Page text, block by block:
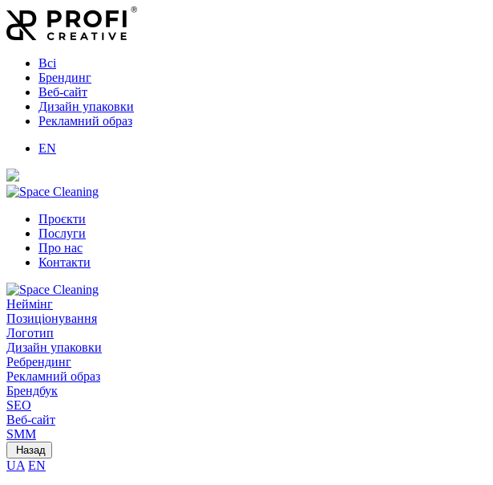
Всі
Брендинг
Веб-сайт
Дизайн упаковки
Рекламний образ
EN
Проєкти
Послуги
Про нас
Контакти
Неймінг
Позиціонування
Логотип
Дизайн упаковки
Ребрендинг
Рекламний образ
Брендбук
SEO
Веб-сайт
SMM
Назад
UA EN